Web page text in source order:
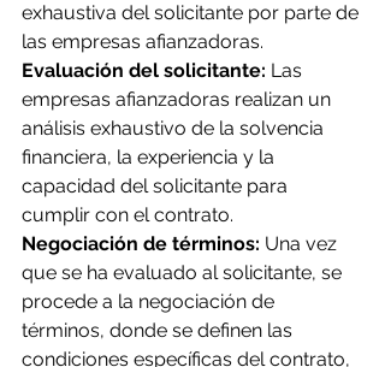
exhaustiva del solicitante por parte de
las empresas afianzadoras.
Evaluación del solicitante: Las
empresas afianzadoras realizan un
análisis exhaustivo de la solvencia
financiera, la experiencia y la
capacidad del solicitante para
cumplir con el contrato.
Negociación de términos: Una vez
que se ha evaluado al solicitante, se
procede a la negociación de
términos, donde se definen las
condiciones específicas del contrato,